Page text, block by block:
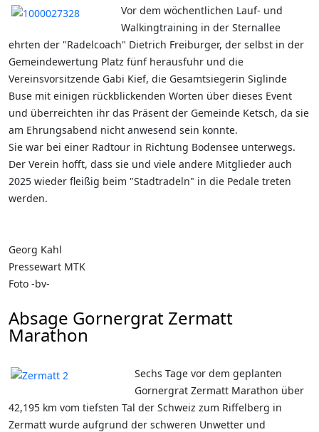
Vor dem wöchentlichen Lauf- und
Walkingtraining in der Sternallee
ehrten der "Radelcoach" Dietrich Freiburger, der selbst in der
Gemeindewertung Platz fünf herausfuhr und die
Vereinsvorsitzende Gabi Kief, die Gesamtsiegerin Siglinde
Buse mit einigen rückblickenden Worten über dieses Event
und überreichten ihr das Präsent der Gemeinde Ketsch, da sie
am Ehrungsabend nicht anwesend sein konnte.
Sie war bei einer Radtour in Richtung Bodensee unterwegs.
Der Verein hofft, dass sie und viele andere Mitglieder auch
2025 wieder fleißig beim "Stadtradeln" in die Pedale treten
werden.
Georg Kahl
Pressewart MTK
Foto -bv-
Absage Gornergrat Zermatt
Marathon
Sechs Tage vor dem geplanten
Gornergrat Zermatt Marathon über
42,195 km vom tiefsten Tal der Schweiz zum Riffelberg in
Zermatt wurde aufgrund der schweren Unwetter und